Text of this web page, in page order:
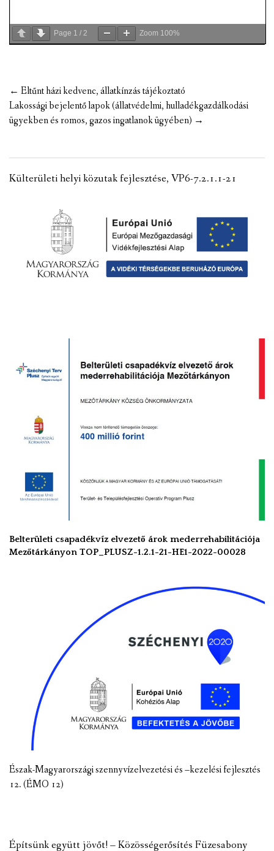
Page 1 / 2 Zoom 100%
Post
navigation
← Eltűnt házi kedvenc, állatkínzás tájékoztató
Lakossági bejelentő lapok (állatvédelmi, hulladékgazdálkodási
ügyekben és romos, gazos ingatlanok ügyében) →
Külterületi helyi közutak fejlesztése, VP6-7.2.1.1-21
Belterületi csapadékvíz elvezető árok mederrehabilitációja
Mezőtárkányon TOP_PLUSZ-1.2.1-21-HE1-2022-00028
Észak-Magyarországi szennyvízelvezetési és –kezelési fejlesztés
12. (ÉMO 12)
Építsünk együtt jövőt! – Közösségerősítés Füzesabony